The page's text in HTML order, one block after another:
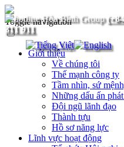
311 911
Toggle navigation
Giới thiệu
Về chúng tôi
Thế mạnh công ty
Tầm nhìn, sứ
Những dấu ấn
Đội ngũ lãnh đạo
Thành tựu
Hồ sơ năng lực
Lĩnh vực hoạt động